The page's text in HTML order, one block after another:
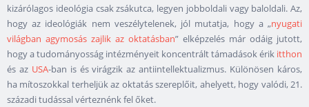
kizárólagos ideológia csak zsákutca, legyen jobboldali vagy baloldali. Az,
hogy az ideológiák nem veszélytelenek, jól mutatja, hogy a „nyugati
világban agymosás zajlik az oktatásban” elképzelés már odáig jutott,
hogy a tudományosság intézményeit koncentrált támadások érik itthon
és az USA-ban is és virágzik az antiintellektualizmus. Különösen káros,
ha mítoszokkal terheljük az oktatás szereplőit, ahelyett, hogy valódi, 21.
századi tudással vérteznénk fel őket.